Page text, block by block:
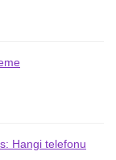
Hangi telefonu